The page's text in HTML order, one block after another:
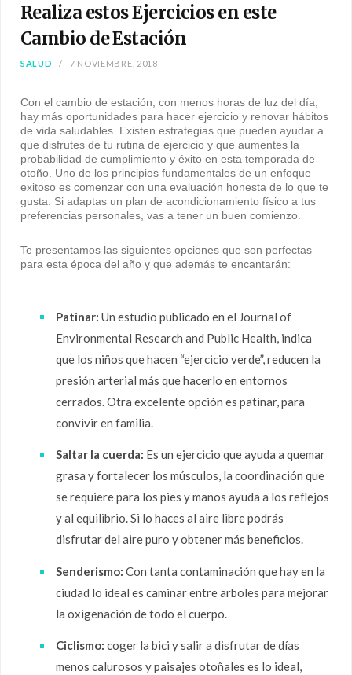
Realiza estos Ejercicios en este
Cambio de Estación
SALUD 7 NOVIEMBRE, 2018
Con el cambio de estación, con menos horas de luz del día,
hay más oportunidades para hacer ejercicio y renovar hábitos
de vida saludables. Existen estrategias que pueden ayudar a
que disfrutes de tu rutina de ejercicio y que aumentes la
probabilidad de cumplimiento y éxito en esta temporada de
otoño. Uno de los principios fundamentales de un enfoque
exitoso es comenzar con una evaluación honesta de lo que te
gusta. Si adaptas un plan de acondicionamiento físico a tus
preferencias personales, vas a tener un buen comienzo.
Te presentamos las siguientes opciones que son perfectas
para esta época del año y que además te encantarán:
Patinar: Un estudio publicado en el Journal of
Environmental Research and Public Health, indica
que los niños que hacen “ejercicio verde”, reducen la
presión arterial más que hacerlo en entornos
cerrados. Otra excelente opción es patinar, para
convivir en familia.
Saltar la cuerda: Es un ejercicio que ayuda a quemar
grasa y fortalecer los músculos, la coordinación que
se requiere para los pies y manos ayuda a los reflejos
y al equilibrio. Si lo haces al aire libre podrás
disfrutar del aire puro y obtener más beneficios.
Senderismo: Con tanta contaminación que hay en la
ciudad lo ideal es caminar entre arboles para mejorar
la oxigenación de todo el cuerpo.
Ciclismo: coger la bici y salir a disfrutar de días
menos calurosos y paisajes otoñales es lo ideal,